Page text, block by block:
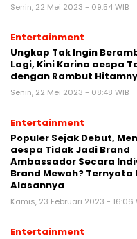
Senin, 22 Mei 2023 - 09:54 WIB
Entertainment
Ungkap Tak Ingin
Lagi, Kini Karina aespa
dengan Rambut
Senin, 22 Mei 2023 - 08:48 WIB
Entertainment
Populer Sejak Debut,
aespa Tidak Jadi Brand
Ambassador Secara
Brand Mewah? Ternyata
Alasannya
Kamis, 23 Februari 2023 - 16:06
Entertainment